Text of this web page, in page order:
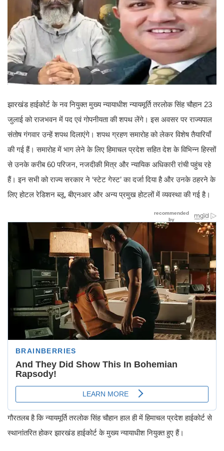
झारखंड हाईकोर्ट के नव नियुक्त मुख्य न्यायाधीश न्यायमूर्ति तरलोक सिंह चौहान 23
जुलाई को राजभवन में पद एवं गोपनीयता की शपथ लेंगे। इस अवसर पर राज्यपाल
संतोष गंगवार उन्हें शपथ दिलाएंगे। शपथ ग्रहण समारोह को लेकर विशेष तैयारियाँ
की गई हैं। समारोह में भाग लेने के लिए हिमाचल प्रदेश सहित देश के विभिन्न हिस्सों
से उनके करीब 60 परिजन, नजदीकी मित्र और न्यायिक अधिकारी रांची पहुंच रहे
हैं। इन सभी को राज्य सरकार ने ‘स्टेट गेस्ट’ का दर्जा दिया है और उनके ठहरने के
लिए होटल रेडिशन ब्लू, बीएनआर और अन्य प्रमुख होटलों में व्यवस्था की गई है।
गौरतलब है कि न्यायमूर्ति तरलोक सिंह चौहान हाल ही में हिमाचल प्रदेश हाईकोर्ट से
स्थानांतरित होकर झारखंड हाईकोर्ट के मुख्य न्यायाधीश नियुक्त हुए हैं।